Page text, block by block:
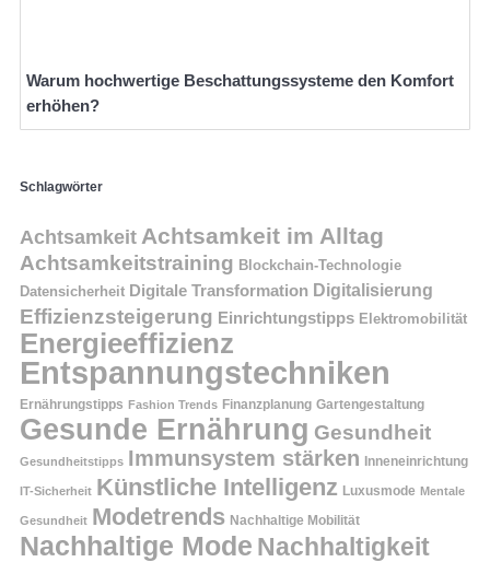
Warum hochwertige Beschattungssysteme den Komfort
erhöhen?
Schlagwörter
Achtsamkeit Achtsamkeit im Alltag
Achtsamkeitstraining Blockchain-Technologie
Datensicherheit Digitale Transformation Digitalisierung
Effizienzsteigerung Einrichtungstipps Elektromobilität
Energieeffizienz
Entspannungstechniken
Ernährungstipps Fashion Trends Finanzplanung Gartengestaltung
Gesunde Ernährung Gesundheit
Gesundheitstipps Immunsystem stärken Inneneinrichtung
IT-Sicherheit Künstliche Intelligenz Luxusmode Mentale
Gesundheit Modetrends Nachhaltige Mobilität
Nachhaltige Mode Nachhaltigkeit